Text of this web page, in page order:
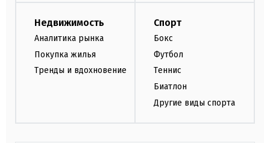
Недвижимость
Аналитика рынка
Покупка жилья
Тренды и вдохновение
Спорт
Бокс
Футбол
Теннис
Биатлон
Другие виды спорта